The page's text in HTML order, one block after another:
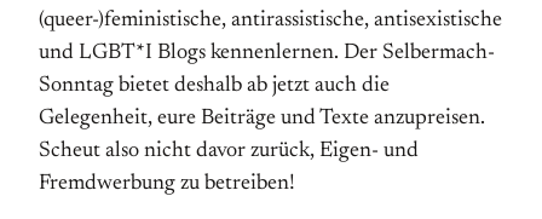
(queer-)feministische, antirassistische, antisexistische
und LGBT*I Blogs kennenlernen. Der Selbermach-
Sonntag bietet deshalb ab jetzt auch die
Gelegenheit, eure Beiträge und Texte anzupreisen.
Scheut also nicht davor zurück, Eigen- und
Fremdwerbung zu betreiben!